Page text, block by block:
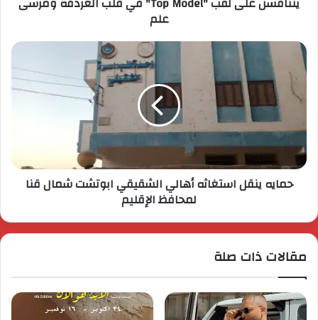
علم
حمايه ينقل استغاثه أهالي الشقيقي ابوتشت شمال قنا
لمحافظ الإقليم
مقالات ذات صلة